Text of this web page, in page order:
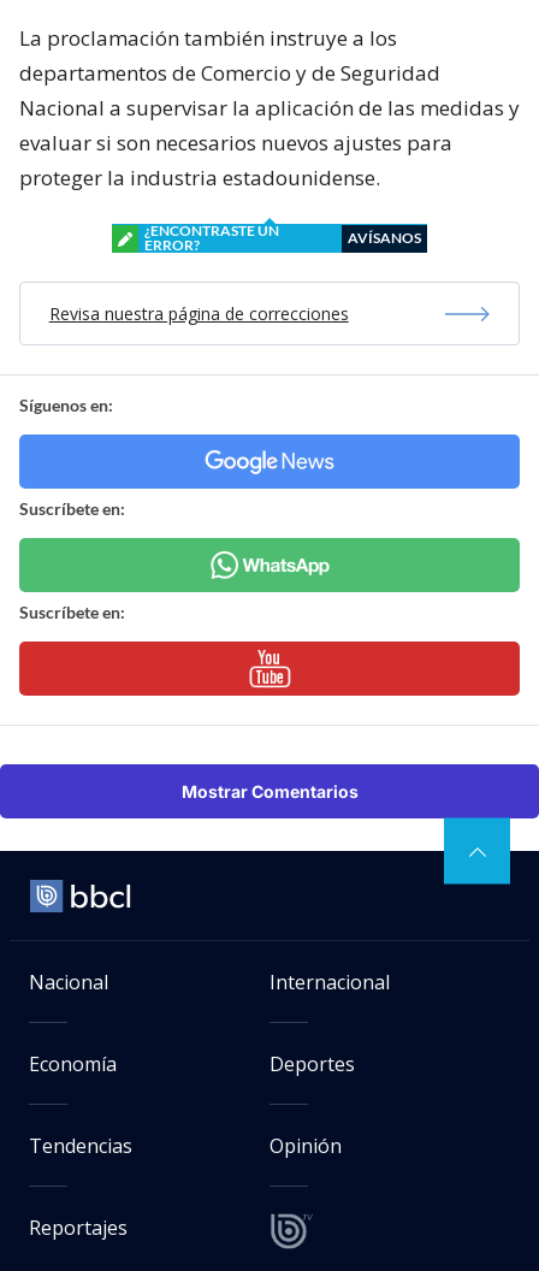
La proclamación también instruye a los
departamentos de Comercio y de Seguridad
Nacional a supervisar la aplicación de las medidas y
evaluar si son necesarios nuevos ajustes para
proteger la industria estadounidense.
¿ENCONTRASTE UN
ERROR?
AVÍSANOS
Revisa nuestra página de correcciones
Síguenos en:
Suscríbete en:
Suscríbete en:
Mostrar Comentarios
Nacional Internacional
Economía Deportes
Tendencias Opinión
Reportajes